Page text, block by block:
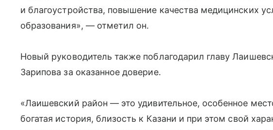
и благоустройства, повышение качества медицинских
образования», — отметил он.
Новый руководитель также поблагодарил главу
Зарипова за оказанное доверие.
«Лаишевский район — это удивительное, особенное
богатая история, близость к Казани и при этом свой